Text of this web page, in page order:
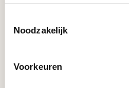
Noodzakelijk
Voorkeuren
Sage